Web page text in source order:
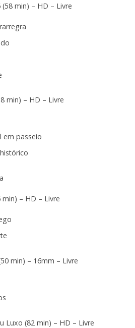
min) – HD – Livre
min) – HD – Livre
em passeio
min) – HD – Livre
min) – 16mm – Livre
Luxo (82 min) – HD – Livre